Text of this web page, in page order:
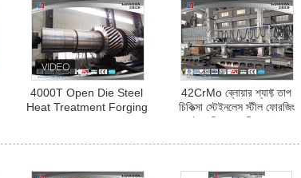
4000T Open Die Steel
Heat Treatment Forging
42CrMo ব্লোয়ার শ্যাফ্ট তাপ
চিকিত্সা স্টেইনলেস স্টীল ফোরজিং
ট্রান্সমিশন কাপলিং শ্যাফ্ট